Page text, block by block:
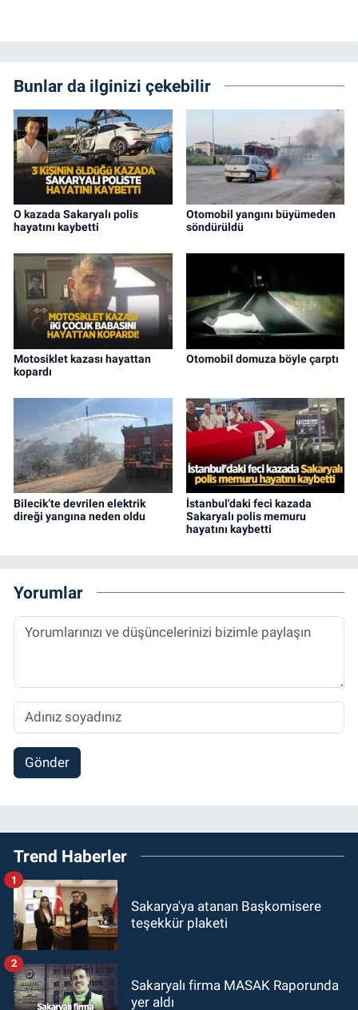
Bunlar da ilginizi çekebilir
O kazada Sakaryalı polis
hayatını kaybetti
Otomobil yangını büyümeden
söndürüldü
Motosiklet kazası hayattan
kopardı
Otomobil domuza böyle çarptı
Bilecik’te devrilen elektrik
direği yangına neden oldu
İstanbul'daki feci kazada
Sakaryalı polis memuru
hayatını kaybetti
Yorumlar
Gönder
Trend Haberler
Sakarya'ya atanan Başkomisere
teşekkür plaketi
1
Sakaryalı firma MASAK Raporunda
yer aldı
2